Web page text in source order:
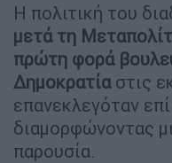
Η πολιτική του
μετά τη
πρώτη φορά
Δημοκρατίαστις
επανεκλεγόταν
διαμορφώνοντας
παρουσία.